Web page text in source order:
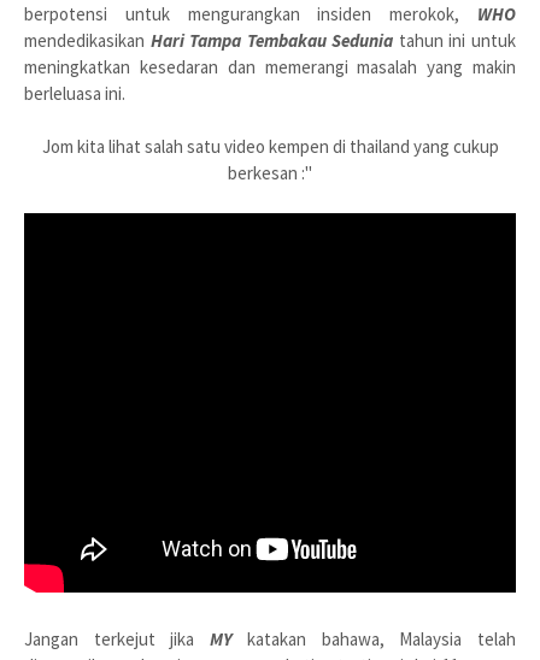
berpotensi untuk mengurangkan insiden merokok, WHO
mendedikasikan Hari Tampa Tembakau Sedunia tahun ini untuk
meningkatkan kesedaran dan memerangi masalah yang makin
berleluasa ini.
Jom kita lihat salah satu video kempen di thailand yang cukup
berkesan :"
Jangan terkejut jika MYkatakan bahawa, Malaysia telah